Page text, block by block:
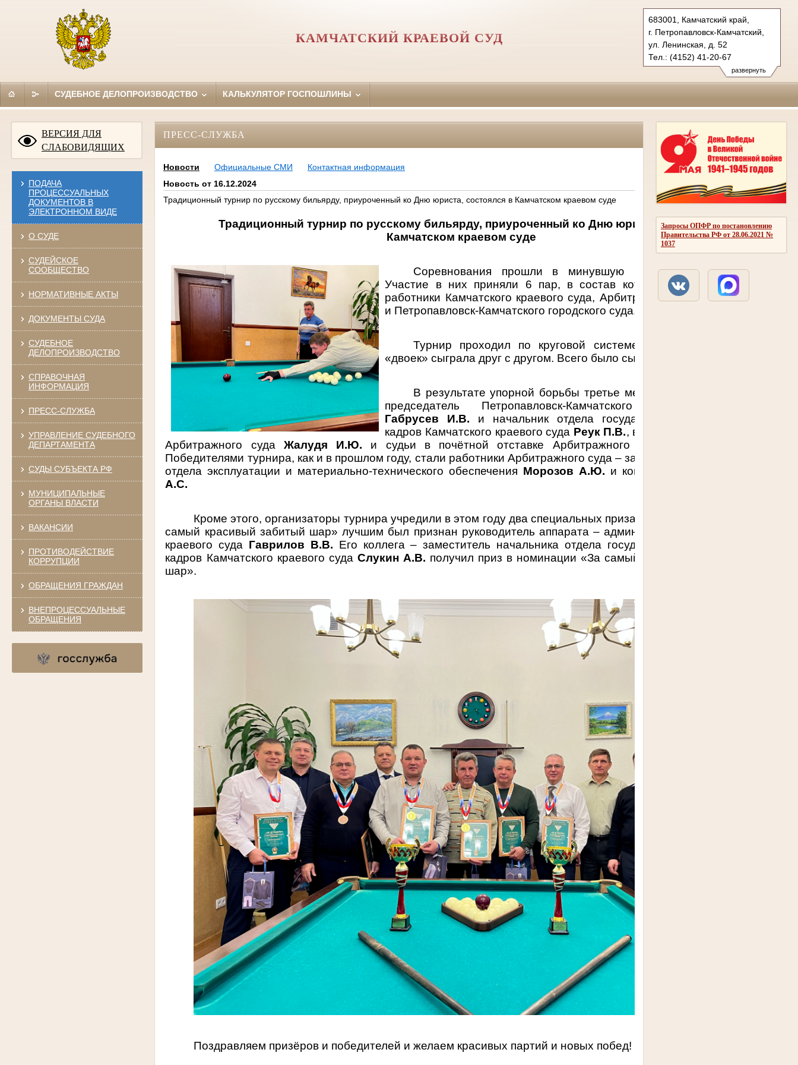
развернуть
683001, Камчатский край,
г. Петропавловск-Камчатский,
ул. Ленинская, д. 52
Тел.: (4152) 41-20-67
kray.kam@sudrf.ru
КАМЧАТСКИЙ КРАЕВОЙ СУД
СУДЕБНОЕ ДЕЛОПРОИЗВОДСТВО КАЛЬКУЛЯТОР ГОСПОШЛИНЫ
ВЕРСИЯ ДЛЯ
СЛАБОВИДЯЩИХ
ПОДАЧА
ПРОЦЕССУАЛЬНЫХ
ДОКУМЕНТОВ В
ЭЛЕКТРОННОМ ВИДЕ
О СУДЕ
СУДЕЙСКОЕ
СООБЩЕСТВО
НОРМАТИВНЫЕ АКТЫ
ДОКУМЕНТЫ СУДА
СУДЕБНОЕ
ДЕЛОПРОИЗВОДСТВО
СПРАВОЧНАЯ
ИНФОРМАЦИЯ
ПРЕСС-СЛУЖБА
УПРАВЛЕНИЕ СУДЕБНОГО
ДЕПАРТАМЕНТА
СУДЫ СУБЪЕКТА РФ
МУНИЦИПАЛЬНЫЕ
ОРГАНЫ ВЛАСТИ
ВАКАНСИИ
ПРОТИВОДЕЙСТВИЕ
КОРРУПЦИИ
ОБРАЩЕНИЯ ГРАЖДАН
ВНЕПРОЦЕССУАЛЬНЫЕ
ОБРАЩЕНИЯ
Запросы ОПФР по постановлению
Правительства РФ от 28.06.2021 №
1037
ПРЕСС-СЛУЖБА
Новости Официальные СМИ
Контактная информация
Новость от 16.12.2024
Традиционный турнир по русскому бильярду, приуроченный ко Дню юриста, состоялся в Камчатском краевом суде
версия для печати
Традиционный турнир по русскому бильярду, приуроченный ко Дню юриста, состоялся в
Камчатском краевом суде
Соревнования прошли в минувшую пятницу, 13 декабря.
Участие в них приняли 6 пар, в состав которых вошли судьи и
работники Камчатского краевого суда, Арбитражного суда субъекта
и Петропавловск-Камчатского городского суда.
Турнир проходил по круговой системе, то есть каждая из
«двоек» сыграла друг с другом. Всего было сыграно 15 партий.
В результате упорной борьбы третье место в турнире заняли
председатель Петропавловск-Камчатского городского суда
Габрусев И.В. и начальник отдела государственной службы и
кадров Камчатского краевого суда Реук П.В., второе место – у
Арбитражного суда Жалудя И.Ю. и судьи в почётной отставке Арбитражного суда
Победителями турнира, как и в прошлом году, стали работники Арбитражного суда – заместитель начальника
отдела эксплуатации и материально-технического обеспечения Морозов А.Ю. и комендант суда
А.С.
Кроме этого, организаторы турнира учредили в этом году два специальных приза. Так, в номинации «За
самый красивый забитый шар» лучшим был признан руководитель аппарата – администратор Камчатского
краевого суда Гаврилов В.В. Его коллега – заместитель начальника отдела государственной службы и
кадров Камчатского краевого суда Слукин А.В. получил приз в номинации «За самый красивый случайный
шар».
Поздравляем призёров и победителей и желаем красивых партий и новых побед!